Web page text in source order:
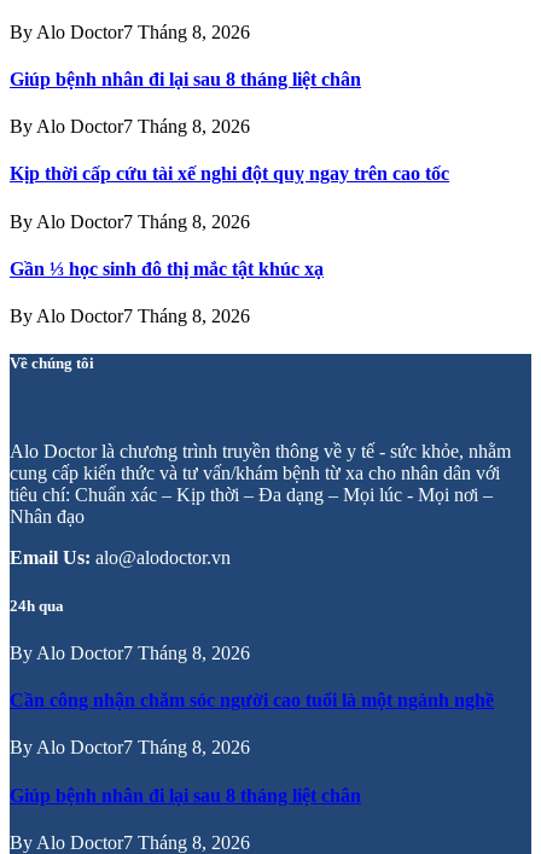
By Alo Doctor7 Tháng 8, 2026
Giúp bệnh nhân đi lại sau 8 tháng liệt chân
By Alo Doctor7 Tháng 8, 2026
Kịp thời cấp cứu tài xế nghi đột quỵ ngay trên cao tốc
By Alo Doctor7 Tháng 8, 2026
Gần ⅓ học sinh đô thị mắc tật khúc xạ
By Alo Doctor7 Tháng 8, 2026
Về chúng tôi
Alo Doctor là chương trình truyền thông về y tế - sức khỏe, nhằm
cung cấp kiến thức và tư vấn/khám bệnh từ xa cho nhân dân với
tiêu chí: Chuẩn xác – Kịp thời – Đa dạng – Mọi lúc - Mọi nơi –
Nhân đạo
Email Us: alo@alodoctor.vn
24h qua
By Alo Doctor7 Tháng 8, 2026
Cần công nhận chăm sóc người cao tuổi là một ngành nghề
By Alo Doctor7 Tháng 8, 2026
Giúp bệnh nhân đi lại sau 8 tháng liệt chân
By Alo Doctor7 Tháng 8, 2026